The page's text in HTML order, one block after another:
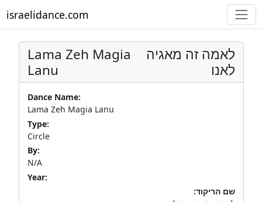
israelidance.com
Lama Zeh Magia
Lanu
לאמה זה מאגיה
לאנו
Dance Name:
Lama Zeh Magia Lanu
Type:
Circle
By:
N/A
Year:
שם הריקוד: